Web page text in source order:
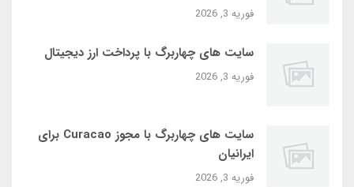
فوریه 3, 2026
سایت‌ های چهاربرگ با پرداخت ارز دیجیتال
فوریه 3, 2026
سایت‌ های چهاربرگ با مجوز Curacao برای
ایرانیان
فوریه 3, 2026